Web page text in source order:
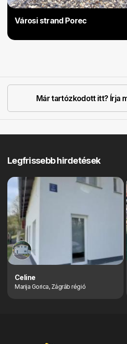
Városi strand Porec
Már tartózkodott itt? Írja
Legfrissebb hirdetések
Celine
Marija Gorica, Zágráb régió